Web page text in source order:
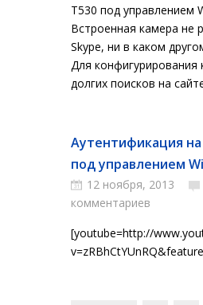
T530 под управлением
Встроенная камера не
Skype, ни в каком
Для конфигурирования
долгих поисков на
Аутентификация
под управлением
12 ноября, 2013
комментариев
[youtube=http://